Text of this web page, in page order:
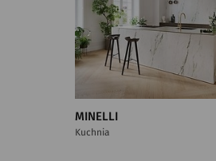
MINELLI
Kuchnia